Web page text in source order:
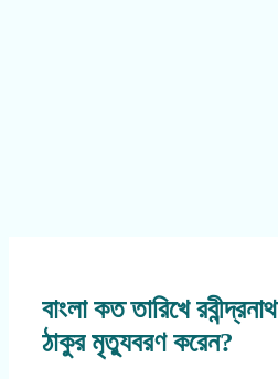
বাংলা কত তারিখে রবীন্দ্রনাথ
ঠাকুর মৃত্যুবরণ করেন?